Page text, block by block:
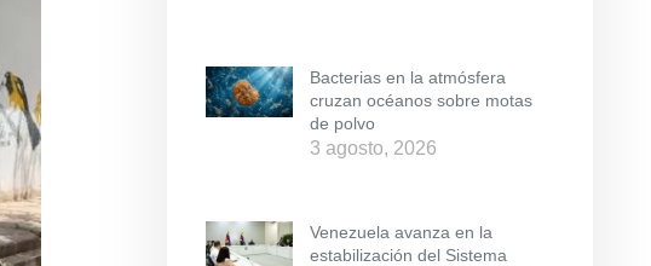
Bacterias en la atmósfera
cruzan océanos sobre motas
de polvo
3 agosto, 2026
Venezuela avanza en la
estabilización del Sistema